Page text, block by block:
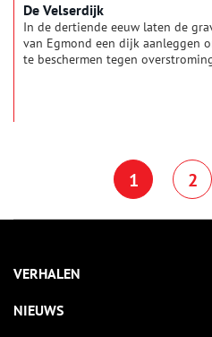
De Velserdijk
In de dertiende eeuw laten de
van Egmond een dijk aanleggen
te beschermen tegen
1 2
VERHALEN
NIEUWS